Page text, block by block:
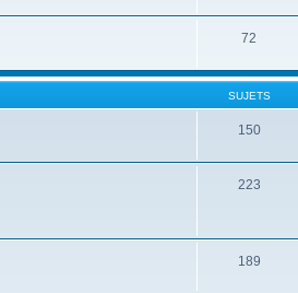
72
SUJETS
150
223
189